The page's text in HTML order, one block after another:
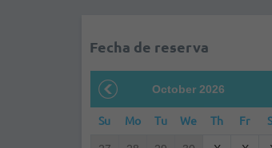
Fecha de reserva
October 2026
Su Mo Tu We Th Fr